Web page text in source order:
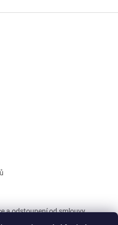
a odstoupení od smlouvy